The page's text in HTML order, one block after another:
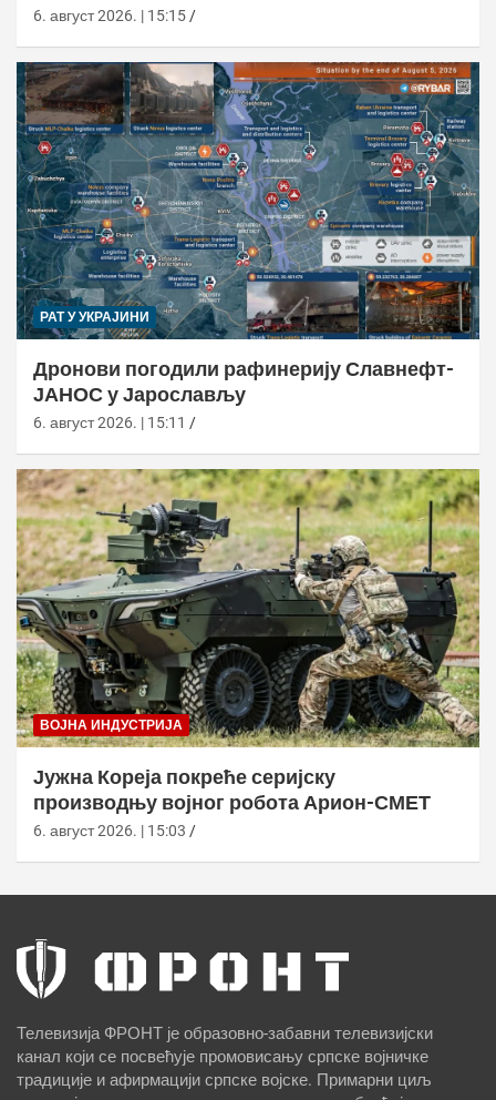
6. август 2026. | 15:15
РАТ У УКРАЈИНИ
Дронови погодили рафинерију Славнефт-
ЈАНОС у Јарослављу
6. август 2026. | 15:11
ВОЈНА ИНДУСТРИЈА
Јужна Кореја покреће серијску
производњу војног робота Арион-СМЕТ
6. август 2026. | 15:03
Телевизија ФРОНТ је образовно-забавни телевизијски
канал који се посвећује промовисању српске војничке
традиције и афирмацији српске војске. Примарни циљ